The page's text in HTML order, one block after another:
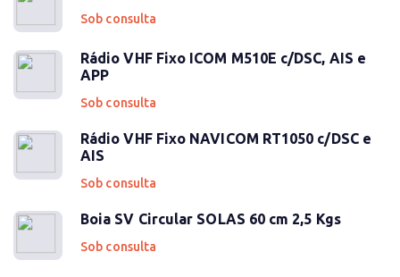
Sob consulta
Rádio VHF Fixo ICOM M510E c/DSC, AIS e
APP
Sob consulta
Rádio VHF Fixo NAVICOM RT1050 c/DSC e
AIS
Sob consulta
Boia SV Circular SOLAS 60 cm 2,5 Kgs
Sob consulta